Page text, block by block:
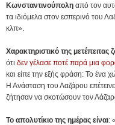
Κωνσταντινούπολη από τον
τα ιδιόμελα στον εσπερινό του
κλπ».
Χαρακτηριστικό της
ότι δεν γέλασε ποτέ παρά μια
και είπε την εξής φράση: Το ένα
Η Ανάσταση του Λαζάρου
ζήτησαν να σκοτώσουν τον
Το απολυτίκιο της ημέρας είναι: